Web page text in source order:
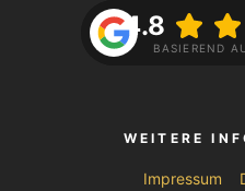
4.8
BASIEREND
WEITERE
Impressum